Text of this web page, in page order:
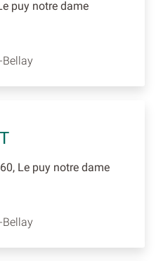
puy notre dame
Bellay
Le puy notre dame
Bellay